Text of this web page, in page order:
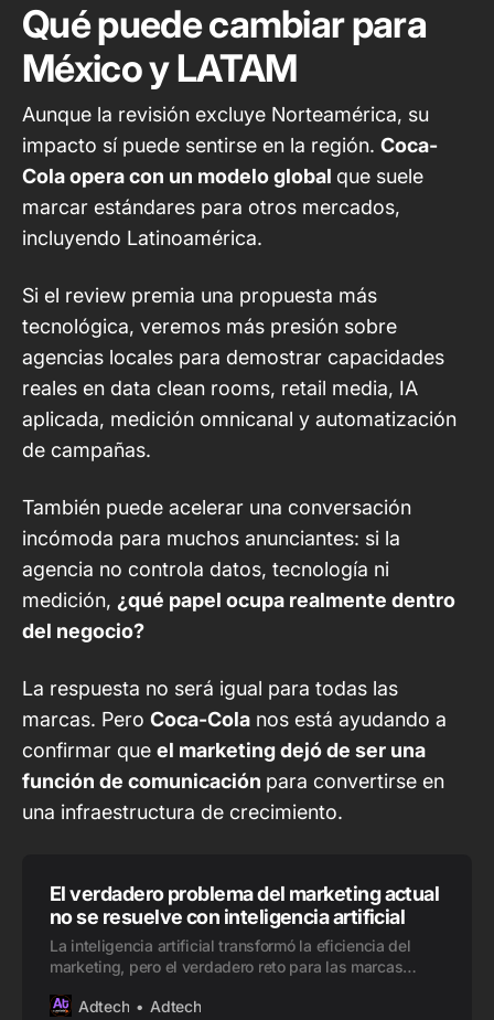
Qué puede cambiar para
México y LATAM
Aunque la revisión excluye Norteamérica, su
impacto sí puede sentirse en la región. Coca-
Cola opera con un modelo global que suele
marcar estándares para otros mercados,
incluyendo Latinoamérica.
Si el review premia una propuesta más
tecnológica, veremos más presión sobre
agencias locales para demostrar capacidades
reales en data clean rooms, retail media, IA
aplicada, medición omnicanal y automatización
de campañas.
También puede acelerar una conversación
incómoda para muchos anunciantes: si la
agencia no controla datos, tecnología ni
medición, ¿qué papel ocupa realmente dentro
del negocio?
La respuesta no será igual para todas las
marcas. Pero Coca-Cola nos está ayudando a
confirmar que el marketing dejó de ser una
función de comunicación para convertirse en
una infraestructura de crecimiento.
El verdadero problema del marketing actual
no se resuelve con inteligencia artificial
La inteligencia artificial transformó la eficiencia del
marketing, pero el verdadero reto para las marcas
y humanas. Una reflexión sobre IA, personalización y
Adtech Adtech